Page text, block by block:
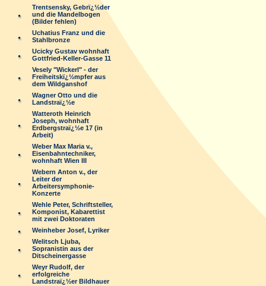
Trentsensky, Gebrï¿½der
und die Mandelbogen
(Bilder fehlen)
Uchatius Franz und die
Stahlbronze
Ucicky Gustav wohnhaft
Gottfried-Keller-Gasse 11
Vesely "Wickerl" - der
Freiheitskï¿½mpfer aus
dem Wildganshof
Wagner Otto und die
Landstraï¿½e
Watteroth Heinrich
Joseph, wohnhaft
Erdbergstraï¿½e 17 (in
Arbeit)
Weber Max Maria v.,
Eisenbahntechniker,
wohnhaft Wien III
Webern Anton v., der
Leiter der
Arbeitersymphonie-
Konzerte
Wehle Peter, Schriftsteller,
Komponist, Kabarettist
mit zwei Doktoraten
Weinheber Josef, Lyriker
Welitsch Ljuba,
Sopranistin aus der
Ditscheinergasse
Weyr Rudolf, der
erfolgreiche
Landstraï¿½er Bildhauer